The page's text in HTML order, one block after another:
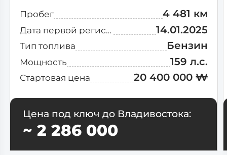
Пробег 4 481 км
Дата первой регистрации 14.01.2025
Тип топлива Бензин
Мощность 159 л.с.
Стартовая цена 20 400 000 ₩
Цена под ключ до Владивостока:
~ 2 286 000